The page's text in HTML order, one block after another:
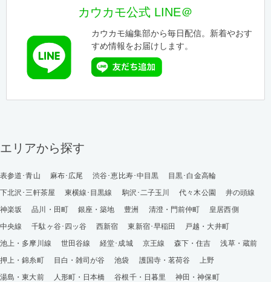
カウカモ公式 LINE＠
カウカモ編集部から毎日配信。新着やおす
すめ情報をお届けします。
エリアから探す
表参道･青山 麻布･広尾 渋谷･恵比寿･中目黒
目黒･白金高輪
下北沢･三軒茶屋
東横線･目黒線 駒沢･二子玉川 代々木公園
井の頭線
神楽坂
品川・田町 銀座・築地 豊洲 清澄・門前仲町
皇居西側
中央線
千駄ヶ谷･四ッ谷 西新宿 東新宿･早稲田
戸越・大井町
池上・多摩川線
世田谷線 経堂･成城 京王線 森下・住吉
浅草・蔵前
押上・錦糸町
目白・雑司が谷 池袋 護国寺・茗荷谷
上野
湯島・東大前
人形町・日本橋 谷根千・日暮里
神田・神保町